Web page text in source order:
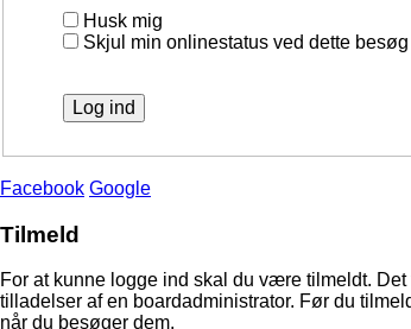
Husk mig
Skjul min onlinestatus ved dette besøg
Facebook Google
Tilmeld
For at kunne logge ind skal du være tilmeldt.
tilladelser af en boardadministrator. Før du
når du besøger dem.